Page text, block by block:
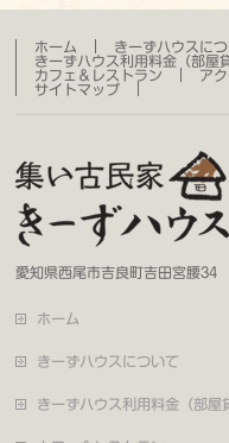
ホーム
きーずハウスに
きーずハウス利用料金（部屋
カフェ＆レストラン
ア
サイトマップ
愛知県西尾市吉良町吉田宮腰34
ホーム
きーずハウスについて
きーずハウス利用料金（部屋